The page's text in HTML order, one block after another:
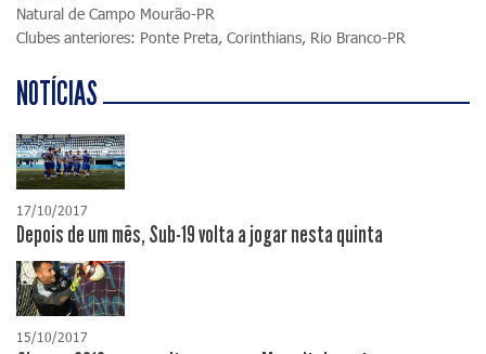
Natural de Campo Mourão-PR
Clubes anteriores: Ponte Preta, Corinthians, Rio Branco-PR
NOTÍCIAS
17/10/2017
Depois de um mês, Sub-19 volta a jogar nesta quinta
15/10/2017